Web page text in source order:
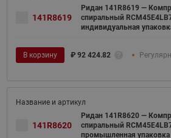
141R8619
Ридан 141R8619 —
спиральный
индивидуальная
В корзину ₽ 92 424.82
141R8620
Ридан 141R8620 —
спиральный
промышленная упаковка